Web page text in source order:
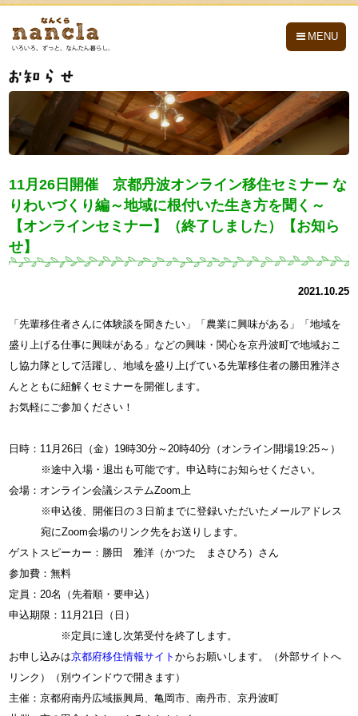
MENU
11月26日開催 京都丹波オンライン移住セミナー な
りわいづくり編～地域に根付いた生き方を聞く～
【オンラインセミナー】（終了しました）【お知ら
せ】
2021.10.25
「先輩移住者さんに体験談を聞きたい」「農業に興味がある」「地域を
盛り上げる仕事に興味がある」などの興味・関心を京丹波町で地域おこ
し協力隊として活躍し、地域を盛り上げている先輩移住者の勝田雅洋さ
んとともに紐解くセミナーを開催します。
お気軽にご参加ください！
日時：11月26日（金）19時30分～20時40分（オンライン開場19:25～）
※途中入場・退出も可能です。申込時にお知らせください。
会場：オンライン会議システムZoom上
※申込後、開催日の３日前までに登録いただいたメールアドレス
宛にZoom会場のリンク先をお送りします。
ゲストスピーカー：勝田 雅洋（かつた まさひろ）さん
参加費：無料
定員：20名（先着順・要申込）
申込期限：11月21日（日）
※定員に達し次第受付を終了します。
お申し込みは京都府移住情報サイトからお願いします。（外部サイトへ
リンク）（別ウインドウで開きます）
主催：京都府南丹広域振興局、亀岡市、南丹市、京丹波町